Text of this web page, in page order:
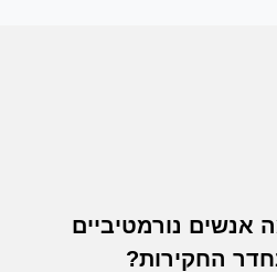
אנשים נורמטיביים
החקירות?